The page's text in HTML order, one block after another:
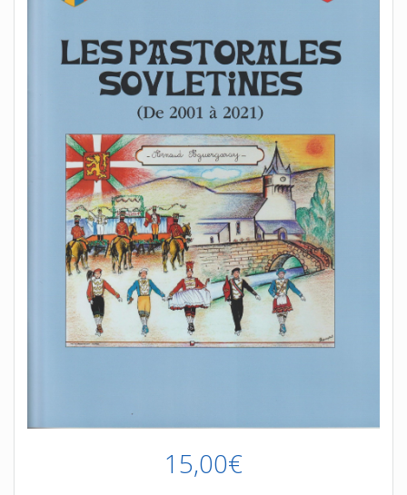
15,00€